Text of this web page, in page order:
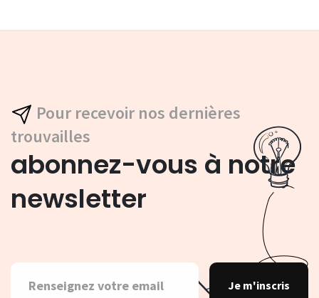
Pour recevoir nos dernières
trouvailles
abonnez-vous à notre
newsletter
Je m'inscris